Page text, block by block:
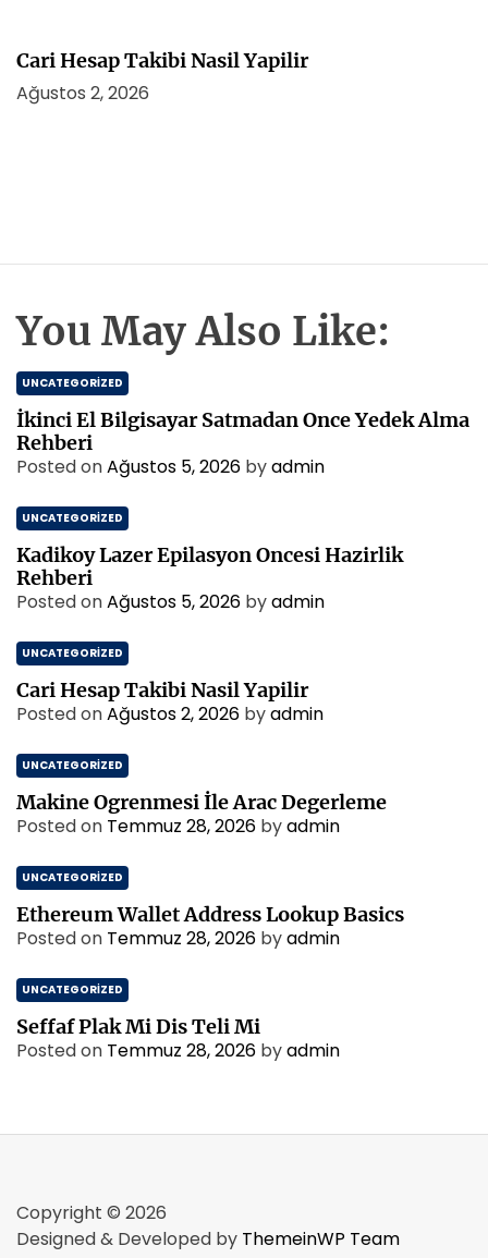
Cari Hesap Takibi Nasil Yapilir
Ağustos 2, 2026
You May Also Like:
UNCATEGORIZED
İkinci El Bilgisayar Satmadan Once Yedek Alma
Rehberi
Posted onAğustos 5, 2026 byadmin
UNCATEGORIZED
Kadikoy Lazer Epilasyon Oncesi Hazirlik
Rehberi
Posted onAğustos 5, 2026 byadmin
UNCATEGORIZED
Cari Hesap Takibi Nasil Yapilir
Posted onAğustos 2, 2026 byadmin
UNCATEGORIZED
Makine Ogrenmesi İle Arac Degerleme
Posted on Temmuz 28, 2026 byadmin
UNCATEGORIZED
Ethereum Wallet Address Lookup Basics
Posted on Temmuz 28, 2026 byadmin
UNCATEGORIZED
Seffaf Plak Mi Dis Teli Mi
Posted on Temmuz 28, 2026 byadmin
Copyright © 2026
Designed & Developed by ThemeinWP Team